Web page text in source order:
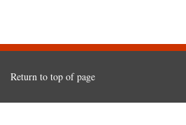
Return to top of page